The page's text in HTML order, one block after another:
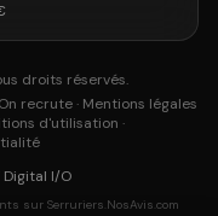
droits réservés.
On recrute· Mentions légales
d'utilisation ·
Digital I/O
sur Serruriers.NosAvis.com